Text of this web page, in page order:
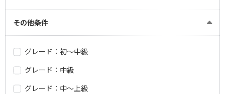
その他条件
グレード：初～中級
グレード：中級
グレード：中～上級